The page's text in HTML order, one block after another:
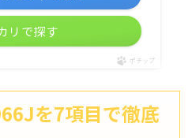
リで探す
ポチップ
を7項目で徹底